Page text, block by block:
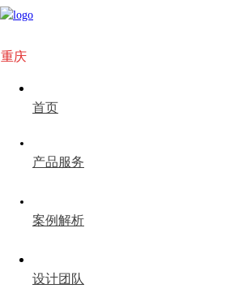
重庆
首页
产品服务
案例解析
设计团队